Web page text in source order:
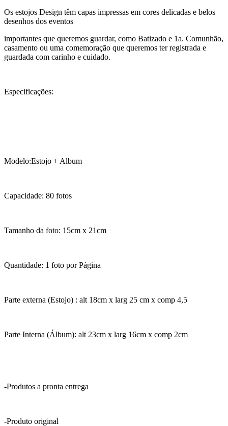
Os estojos Design têm capas impressas em cores delicadas e belos
desenhos dos eventos
importantes que queremos guardar, como Batizado e 1a. Comunhão,
casamento ou uma comemoração que queremos ter registrada e
guardada com carinho e cuidado.
Especificações:
Modelo:Estojo + Album
Capacidade: 80 fotos
Tamanho da foto: 15cm x 21cm
Quantidade: 1 foto por Página
Parte externa (Estojo) : alt 18cm x larg 25 cm x comp 4,5
Parte Interna (Álbum): alt 23cm x larg 16cm x comp 2cm
-Produtos a pronta entrega
-Produto original